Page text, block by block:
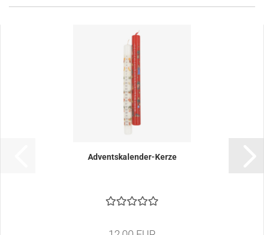
Adventskalender-Kerze